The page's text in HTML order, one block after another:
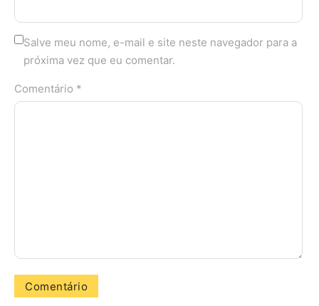
Salve meu nome, e-mail e site neste navegador para a
próxima vez que eu comentar.
Comentário *